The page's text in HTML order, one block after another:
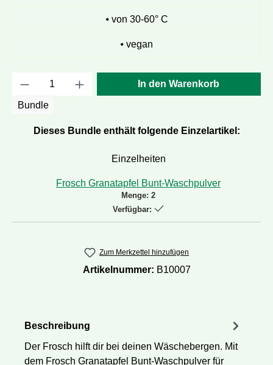
⦁ von 30-60° C
⦁ vegan
Produkt Anzahl: Gib den gewünschten
Bundle
In den Warenkorb
Dieses Bundle enthält folgende Einzelartikel:
Einzelheiten
Frosch Granatapfel Bunt-Waschpulver
Menge: 2
Verfügbar:
Zum Merkzettel hinzufügen
Artikelnummer: B10007
Beschreibung
Der Frosch hilft dir bei deinen Wäschebergen. Mit
dem Frosch Granatapfel Bunt-Waschpulver für